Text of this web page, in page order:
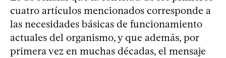
cuatro artículos mencionados corresponde a
las necesidades básicas de funcionamiento
actuales del organismo, y que además, por
primera vez en muchas décadas, el mensaje